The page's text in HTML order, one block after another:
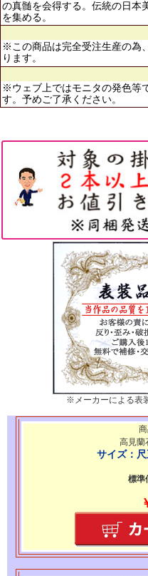
の真髄を会得する。伝統の日本
を集める。
※この商品は完全受注生産の為
ります。
※ウェブ上ではモニタの発色等
す。予めご了承ください。
※メーカーによる表
高見蘭
サイズ：
標準